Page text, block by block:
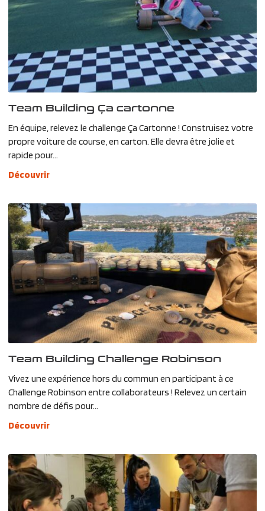
Team Building Ça cartonne
En équipe, relevez le challenge Ça Cartonne ! Construisez votre
propre voiture de course, en carton. Elle devra être jolie et
rapide pour...
Découvrir
Team Building Challenge Robinson
Vivez une expérience hors du commun en participant à ce
Challenge Robinson entre collaborateurs ! Relevez un certain
nombre de défis pour...
Découvrir